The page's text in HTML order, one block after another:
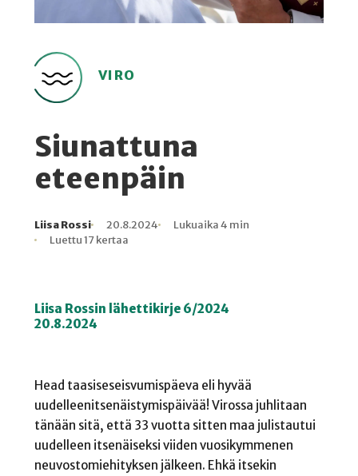
VIRO
Siunattuna
eteenpäin
Kirjoittaja
Liisa Rossi
Julkaistu
20.8.2024
Lukuaika
Lukuaika 4 min
Lukukertoja
Luettu 17 kertaa
Liisa Rossin lähettikirje 6/2024
20.8.2024
Head taasiseseisvumispäeva eli hyvää
uudelleenitsenäistymispäivää! Virossa juhlitaan
tänään sitä, että 33 vuotta sitten maa julistautui
uudelleen itsenäiseksi viiden vuosikymmenen
neuvostomiehityksen jälkeen. Ehkä itsekin